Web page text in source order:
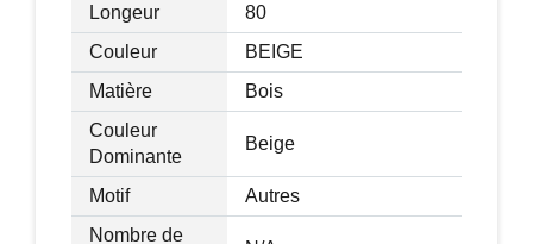
Longeur
80
Couleur
BEIGE
Matière
Bois
Couleur
Dominante
Beige
Motif
Autres
Nombre de